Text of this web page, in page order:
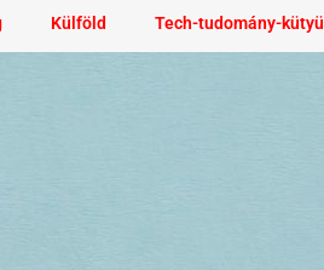
Külföld Tech-tudomány-kütyü